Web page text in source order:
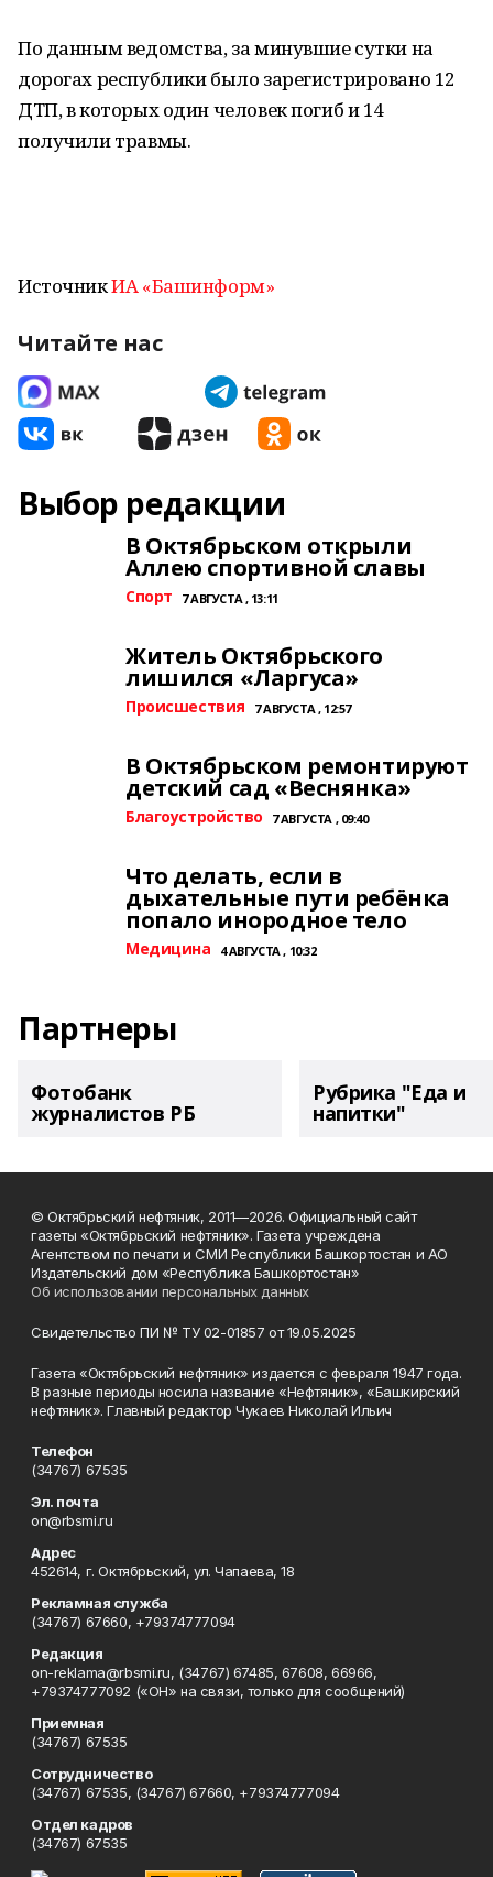
По данным ведомства, за минувшие сутки на
дорогах республики было зарегистрировано 12
ДТП, в которых один человек погиб и 14
получили травмы.
ИсточникИА «Башинформ»
Читайте нас
Выбор редакции
В Октябрьском открыли
Аллею спортивной славы
Спорт 7 АВГУСТА , 13:11
Житель Октябрьского
лишился «Ларгуса»
Происшествия 7 АВГУСТА , 12:57
В Октябрьском ремонтируют
детский сад «Веснянка»
Благоустройство 7 АВГУСТА , 09:40
Что делать, если в
дыхательные пути ребёнка
попало инородное тело
Медицина 4 АВГУСТА , 10:32
Партнеры
Фотобанк
журналистов РБ
Рубрика "Еда и
напитки"
© Октябрьский нефтяник, 2011—2026. Официальный сайт
газеты «Октябрьский нефтяник». Газета учреждена
Агентством по печати и СМИ Республики Башкортостан и АО
Издательский дом «Республика Башкортостан»
Об использовании персональных данных
Свидетельство ПИ № ТУ 02-01857 от 19.05.2025
Газета «Октябрьский нефтяник» издается с февраля 1947 года.
В разные периоды носила название «Нефтяник», «Башкирский
нефтяник». Главный редактор Чукаев Николай Ильич
Телефон
(34767) 67535
Эл. почта
on@rbsmi.ru
Адрес
452614, г. Октябрьский, ул. Чапаева, 18
Рекламная служба
(34767) 67660, +79374777094
Редакция
on-reklama@rbsmi.ru, (34767) 67485, 67608, 66966,
+79374777092 («ОН» на связи, только для сообщений)
Приемная
(34767) 67535
Сотрудничество
(34767) 67535, (34767) 67660, +79374777094
Отдел кадров
(34767) 67535